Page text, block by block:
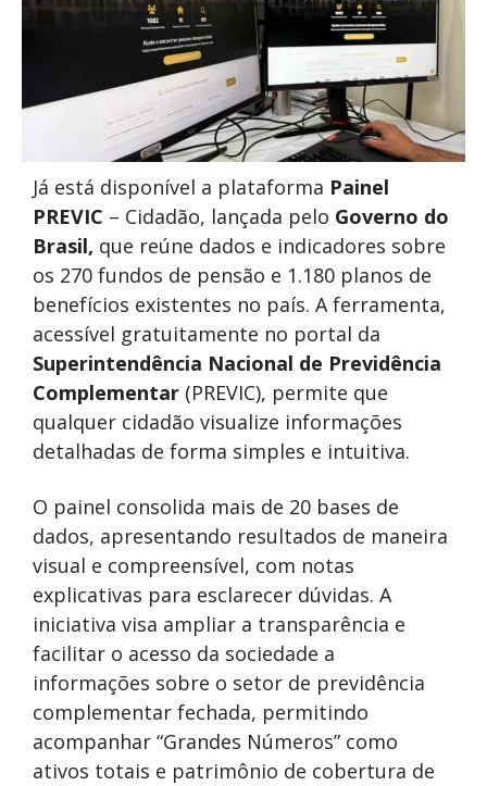
Já está disponível a plataforma Painel
PREVIC – Cidadão, lançada pelo Governo do
Brasil, que reúne dados e indicadores sobre
os 270 fundos de pensão e 1.180 planos de
benefícios existentes no país. A ferramenta,
acessível gratuitamente no portal da
Superintendência Nacional de Previdência
Complementar (PREVIC), permite que
qualquer cidadão visualize informações
detalhadas de forma simples e intuitiva.
O painel consolida mais de 20 bases de
dados, apresentando resultados de maneira
visual e compreensível, com notas
explicativas para esclarecer dúvidas. A
iniciativa visa ampliar a transparência e
facilitar o acesso da sociedade a
informações sobre o setor de previdência
complementar fechada, permitindo
acompanhar “Grandes Números” como
ativos totais e patrimônio de cobertura de